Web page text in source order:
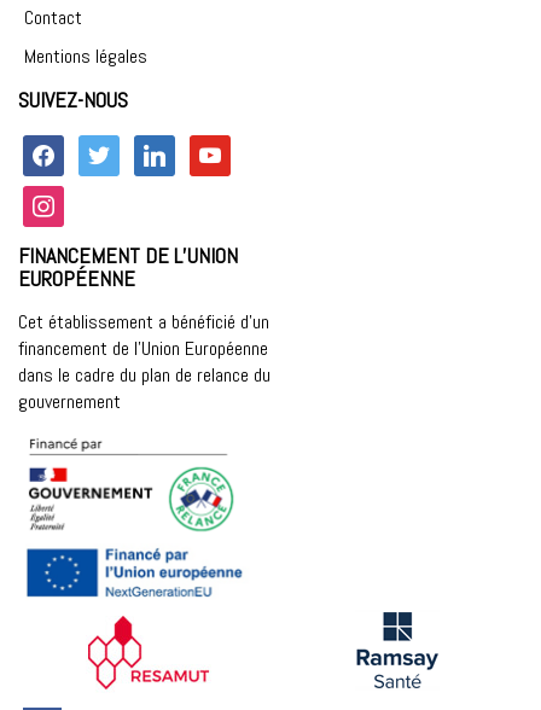
Contact
Mentions légales
SUIVEZ-NOUS
facebook twitter linkedin
youtube
instagram
FINANCEMENT DE L’UNION
EUROPÉENNE
Cet établissement a bénéficié d’un
financement de l’Union Européenne
dans le cadre du plan de relance du
gouvernement